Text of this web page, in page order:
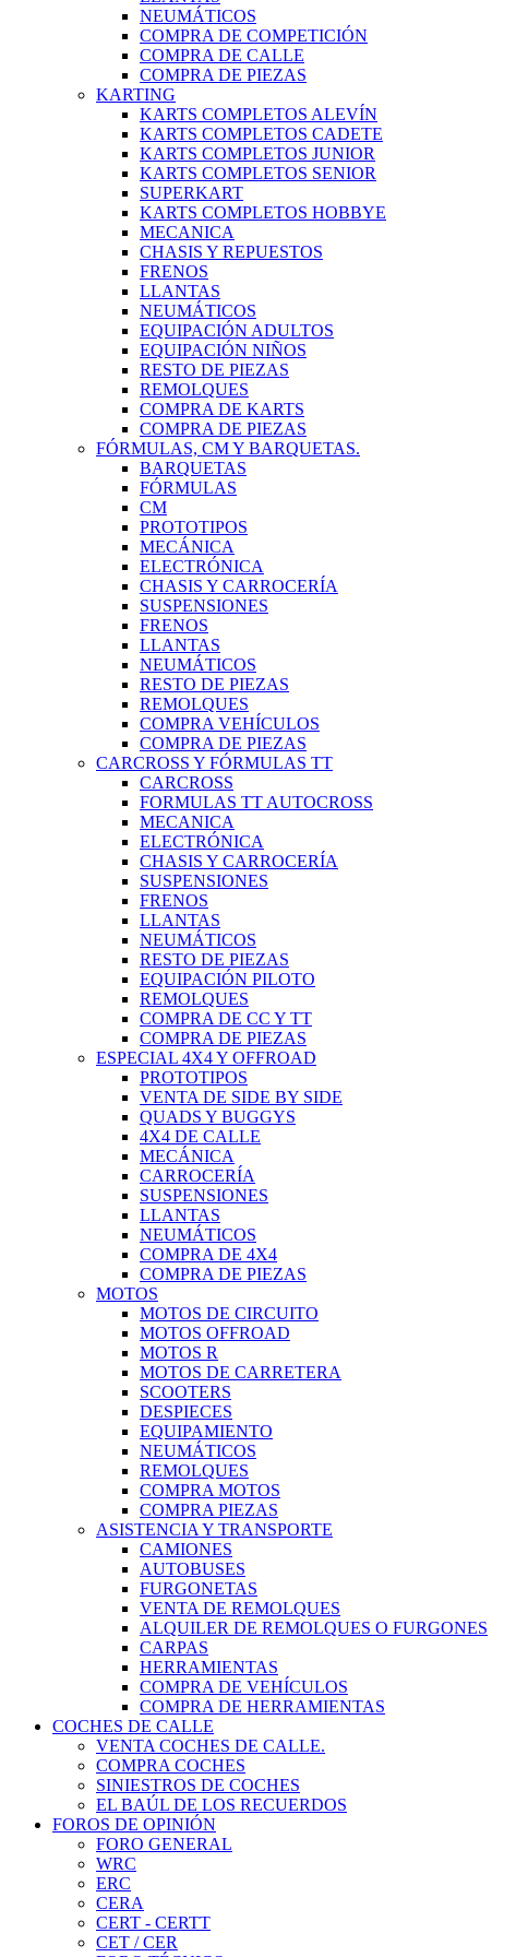
NEUMÁTICOS
COMPRA DE COMPETICIÓN
COMPRA DE CALLE
COMPRA DE PIEZAS
KARTING
KARTS COMPLETOS ALEVÍN
KARTS COMPLETOS CADETE
KARTS COMPLETOS JUNIOR
KARTS COMPLETOS SENIOR
SUPERKART
KARTS COMPLETOS HOBBYE
MECANICA
CHASIS Y REPUESTOS
FRENOS
LLANTAS
NEUMÁTICOS
EQUIPACIÓN ADULTOS
EQUIPACIÓN NIÑOS
RESTO DE PIEZAS
REMOLQUES
COMPRA DE KARTS
COMPRA DE PIEZAS
FÓRMULAS, CM Y BARQUETAS.
BARQUETAS
FÓRMULAS
CM
PROTOTIPOS
MECÁNICA
ELECTRÓNICA
CHASIS Y CARROCERÍA
SUSPENSIONES
FRENOS
LLANTAS
NEUMÁTICOS
RESTO DE PIEZAS
REMOLQUES
COMPRA VEHÍCULOS
COMPRA DE PIEZAS
CARCROSS Y FÓRMULAS TT
CARCROSS
FORMULAS TT AUTOCROSS
MECANICA
ELECTRÓNICA
CHASIS Y CARROCERÍA
SUSPENSIONES
FRENOS
LLANTAS
NEUMÁTICOS
RESTO DE PIEZAS
EQUIPACIÓN PILOTO
REMOLQUES
COMPRA DE CC Y TT
COMPRA DE PIEZAS
ESPECIAL 4X4 Y OFFROAD
PROTOTIPOS
VENTA DE SIDE BY SIDE
QUADS Y BUGGYS
4X4 DE CALLE
MECÁNICA
CARROCERÍA
SUSPENSIONES
LLANTAS
NEUMÁTICOS
COMPRA DE 4X4
COMPRA DE PIEZAS
MOTOS
MOTOS DE CIRCUITO
MOTOS OFFROAD
MOTOS R
MOTOS DE CARRETERA
SCOOTERS
DESPIECES
EQUIPAMIENTO
NEUMÁTICOS
REMOLQUES
COMPRA MOTOS
COMPRA PIEZAS
ASISTENCIA Y TRANSPORTE
CAMIONES
AUTOBUSES
FURGONETAS
VENTA DE REMOLQUES
ALQUILER DE REMOLQUES O FURGONES
CARPAS
HERRAMIENTAS
COMPRA DE VEHÍCULOS
COMPRA DE HERRAMIENTAS
COCHES DE CALLE
VENTA COCHES DE CALLE.
COMPRA COCHES
SINIESTROS DE COCHES
EL BAÚL DE LOS RECUERDOS
FOROS DE OPINIÓN
FORO GENERAL
WRC
ERC
CERA
CERT - CERTT
CET / CER